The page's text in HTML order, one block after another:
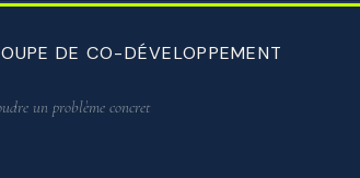
DE CO-DÉVELOPPEMENT
un problème concret